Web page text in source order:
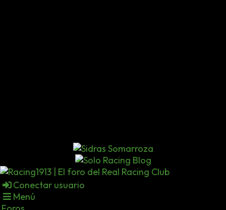
Conectar usuario
Menú